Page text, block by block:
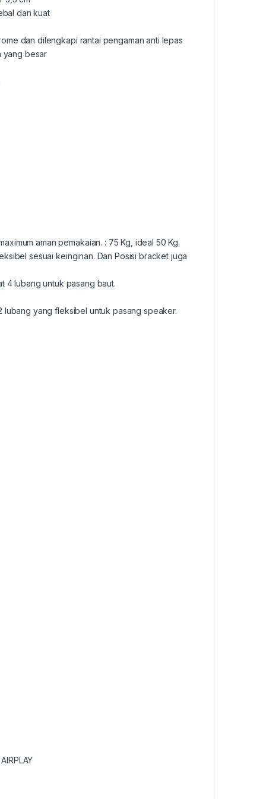
dan kuat
dan dilengkapi rantai pengaman anti lepas
yang besar
aman pemakaian. : 75 Kg, ideal 50 Kg.
sesuai keinginan. Dan Posisi bracket juga
4 lubang untuk pasang baut.
lubang yang fleksibel untuk pasang speaker.